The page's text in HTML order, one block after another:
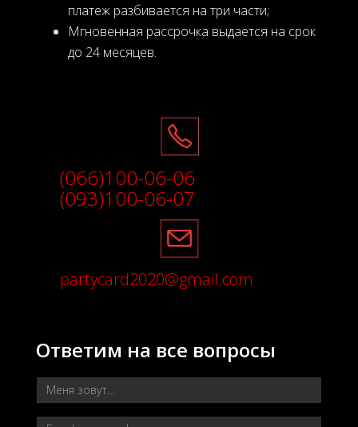
платеж разбивается на три части;
Мгновенная рассрочка выдается на срок
до 24 месяцев.
(066)100-06-06
(093)100-06-07
partycard2020@gmail.com
Ответим на все вопросы